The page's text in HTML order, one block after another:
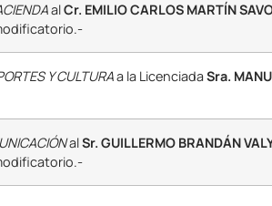
alCr. EMILIO CARLOS MARTÍN
Y CULTURAa la LicenciadaSra.
alSr. GUILLERMO BRANDÁN